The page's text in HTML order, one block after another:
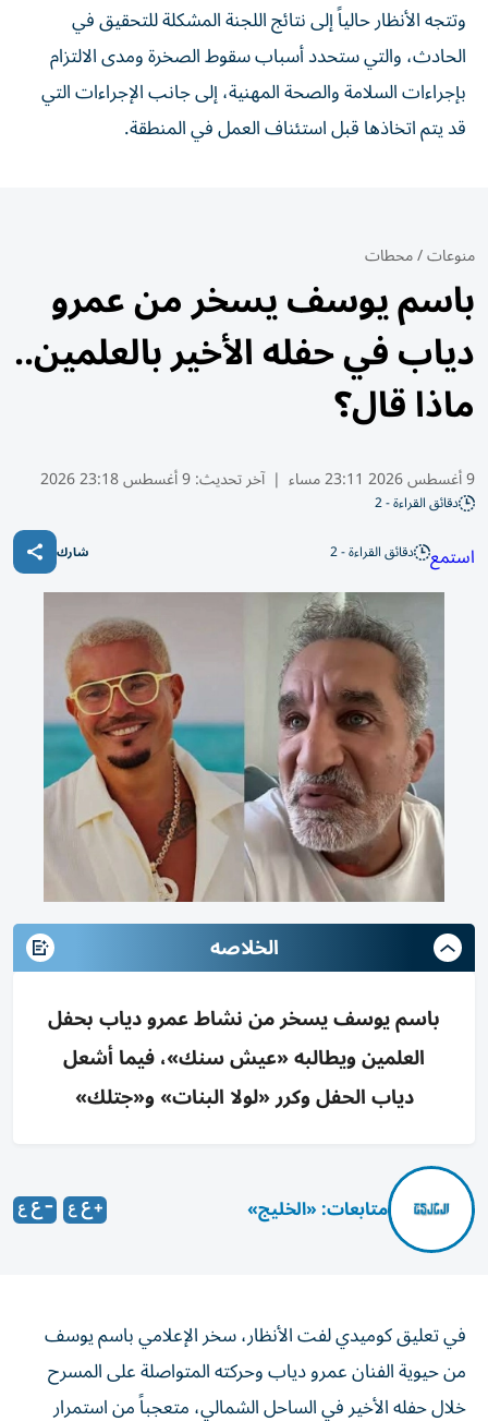
وتتجه الأنظار حالياً إلى نتائج اللجنة المشكلة للتحقيق في
الحادث، والتي ستحدد أسباب سقوط الصخرة ومدى الالتزام
بإجراءات السلامة والصحة المهنية، إلى جانب الإجراءات التي
قد يتم اتخاذها قبل استئناف العمل في المنطقة.
منوعات/محطات
باسم يوسف يسخر من عمرو
دياب في حفله الأخير بالعلمين..
ماذا قال؟
9 أغسطس 2026 23:11 مساء | آخر تحديث:9 أغسطس 23:18 2026
دقائق القراءة - 2
استمع دقائق القراءة - 2 شارك
الخلاصه
باسم يوسف يسخر من نشاط عمرو دياب بحفل
العلمين ويطالبه «عيش سنك»، فيما أشعل
دياب الحفل وكرر «لولا البنات» و«جتلك»
متابعات: «الخليج»
في تعليق كوميدي لفت الأنظار، سخر الإعلامي باسم يوسف
من حيوية الفنان عمرو دياب وحركته المتواصلة على المسرح
خلال حفله الأخير في الساحل الشمالي، متعجباً من استمرار